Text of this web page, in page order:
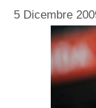
5 Dicembre